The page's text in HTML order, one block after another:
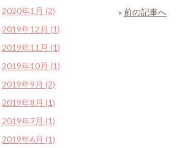
«前の記事へ
2020年1月 (2)
2019年12月 (1)
2019年11月 (1)
2019年10月 (1)
2019年9月 (2)
2019年8月 (1)
2019年7月 (1)
2019年6月 (1)